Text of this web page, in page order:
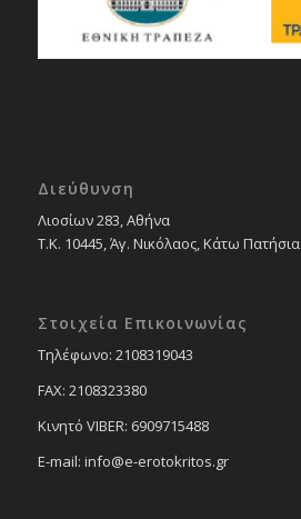
Διεύθυνση
Λιοσίων 283, Αθήνα
Τ.Κ. 10445, Άγ. Νικόλαος, Κάτω Πατήσια
Στοιχεία Επικοινωνίας
Tηλέφωνο: 2108319043
FAX: 2108323380
Κινητό VIBER: 6909715488
E-mail: info@e-erotokritos.gr